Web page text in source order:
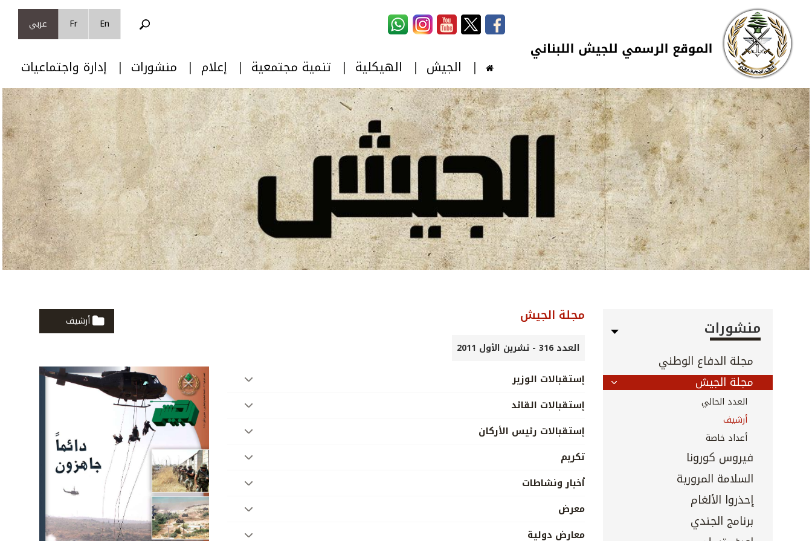
تجاوز إلى المحتوى الرئيسي
Skip to navigation
En
Fr عربي
الجيش الهيكلية تنمية مجتمعية إعلام منشورات إدارة واجتماعيات
منشورات
مجلة الدفاع الوطني
مجلة الجيش
العدد الحالي
أرشيف
أعداد خاصة
فيروس كورونا
السلامة المرورية
إحذروا الألغام
برنامج الجندي
مجلة الجيش
أرشيف
العدد 316 - تشرين الأول 2011
إستقبالات الوزير
إستقبالات القائد
إستقبالات رئيس الأركان
تكريم
أخبار ونشاطات
معرض
معارض دولية